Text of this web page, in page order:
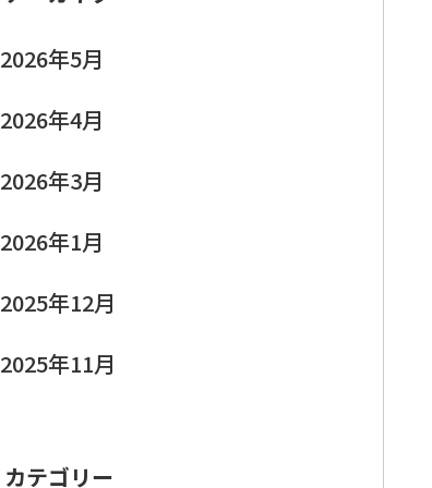
2026年5月
2026年4月
2026年3月
2026年1月
2025年12月
2025年11月
カテゴリー